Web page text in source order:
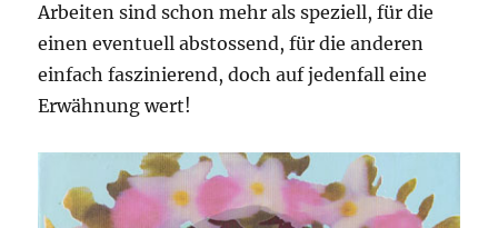
Arbeiten sind schon mehr als speziell, für die
einen eventuell abstossend, für die anderen
einfach faszinierend, doch auf jedenfall eine
Erwähnung wert!